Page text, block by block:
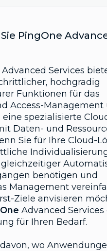
PingOne
Advanced Services
hochgradig
Funktionen für das
Access-Management
spezialisierte
Daten- und
Sie für Ihre Cloud-
benötigen und
Management
Ziele anvisieren
Advanced Services
für Ihren Bedarf.
wo